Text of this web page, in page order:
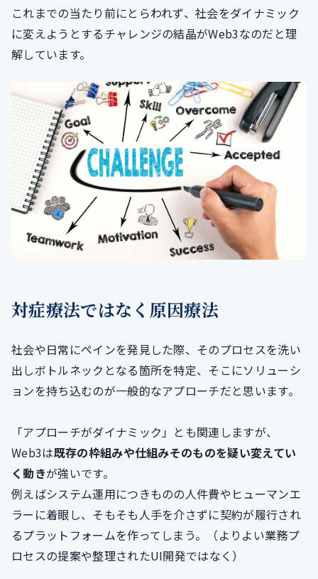
これまでの当たり前にとらわれず、社会をダイナミック
に変えようとするチャレンジの結晶がWeb3なのだと理
解しています。
対症療法ではなく原因療法
社会や日常にペインを発見した際、そのプロセスを洗い
出しボトルネックとなる箇所を特定、そこにソリューシ
ョンを持ち込むのが一般的なアプローチだと思います。
「アプローチがダイナミック」とも関連しますが、
Web3は既存の枠組みや仕組みそのものを疑い変えてい
く動きが強いです。
例えばシステム運用につきものの人件費やヒューマンエ
ラーに着眼し、そもそも人手を介さずに契約が履行され
るプラットフォームを作ってしまう。（よりよい業務プ
ロセスの提案や整理されたUI開発ではなく）